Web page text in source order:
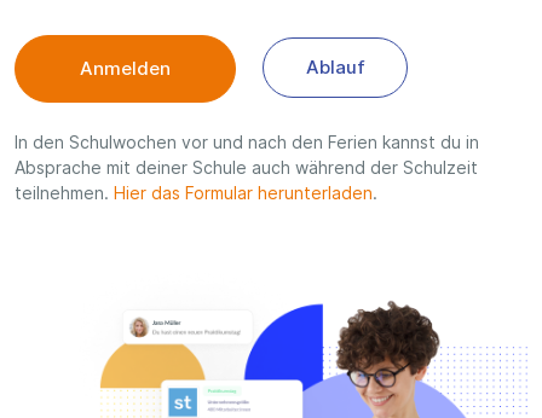
Anmelden Ablauf
In den Schulwochen vor und nach den Ferien kannst du in
Absprache mit deiner Schule auch während der Schulzeit
teilnehmen. Hier das Formular herunterladen.